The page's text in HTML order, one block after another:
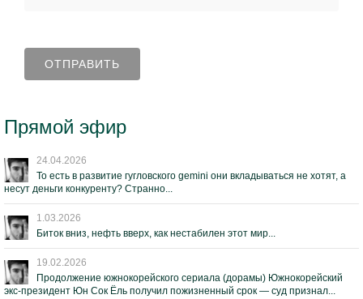
Прямой эфир
24.04.2026
То есть в развитие гугловского gemini они вкладываться не хотят, а
несут деньги конкуренту? Странно...
1.03.2026
Биток вниз, нефть вверх, как нестабилен этот мир...
19.02.2026
Продолжение южнокорейского сериала (дорамы) Южнокорейский
экс-президент Юн Сок Ёль получил пожизненный срок — суд признал...